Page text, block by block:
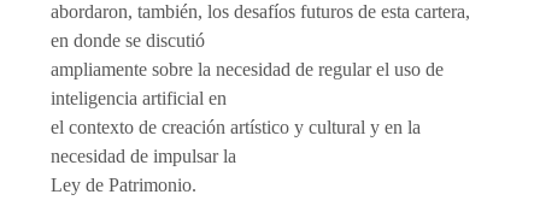
abordaron, también, los desafíos futuros de esta cartera,
en donde se discutió
ampliamente sobre la necesidad de regular el uso de
inteligencia artificial en
el contexto de creación artístico y cultural y en la
necesidad de impulsar la
Ley de Patrimonio.